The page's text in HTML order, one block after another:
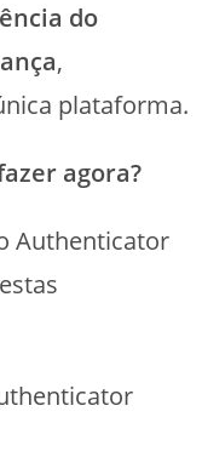
do
,
plataforma.
agora?
Authenticator